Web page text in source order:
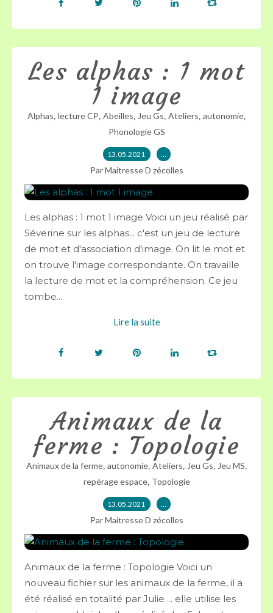
Les alphas : 1 mot
1 image
Alphas, lecture CP, Abeilles, Jeu Gs, Ateliers, autonomie,
Phonologie GS
13.05.2021 …
Par Maitresse D zécolles
Les alphas : 1 mot 1 image Voici un jeu réalisé par
Séverine sur les alphas... c'est un jeu de lecture
de mot et d'association d'image. On lit le mot et
on trouve l'image correspondante. On travaille
la lecture de mot et la compréhension. Ce jeu
tombe...
Lire la suite
Animaux de la
ferme : Topologie
Animaux de la ferme, autonomie, Ateliers, Jeu Gs, Jeu MS,
repérage espace, Topologie
13.05.2021 …
Par Maitresse D zécolles
Animaux de la ferme : Topologie Voici un
nouveau fichier sur les animaux de la ferme, il a
été réalisé en totalité par Julie ... elle utilise les